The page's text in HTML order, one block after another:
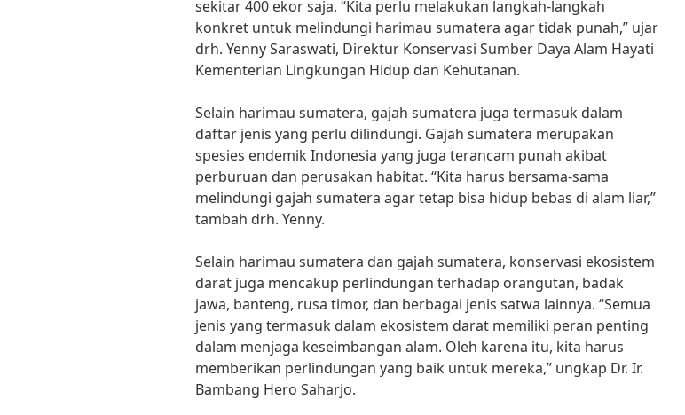
sekitar 400 ekor saja. “Kita perlu melakukan langkah-langkah
konkret untuk melindungi harimau sumatera agar tidak punah,” ujar
drh. Yenny Saraswati, Direktur Konservasi Sumber Daya Alam Hayati
Kementerian Lingkungan Hidup dan Kehutanan.
Selain harimau sumatera, gajah sumatera juga termasuk dalam
daftar jenis yang perlu dilindungi. Gajah sumatera merupakan
spesies endemik Indonesia yang juga terancam punah akibat
perburuan dan perusakan habitat. “Kita harus bersama-sama
melindungi gajah sumatera agar tetap bisa hidup bebas di alam liar,”
tambah drh. Yenny.
Selain harimau sumatera dan gajah sumatera, konservasi ekosistem
darat juga mencakup perlindungan terhadap orangutan, badak
jawa, banteng, rusa timor, dan berbagai jenis satwa lainnya. “Semua
jenis yang termasuk dalam ekosistem darat memiliki peran penting
dalam menjaga keseimbangan alam. Oleh karena itu, kita harus
memberikan perlindungan yang baik untuk mereka,” ungkap Dr. Ir.
Bambang Hero Saharjo.